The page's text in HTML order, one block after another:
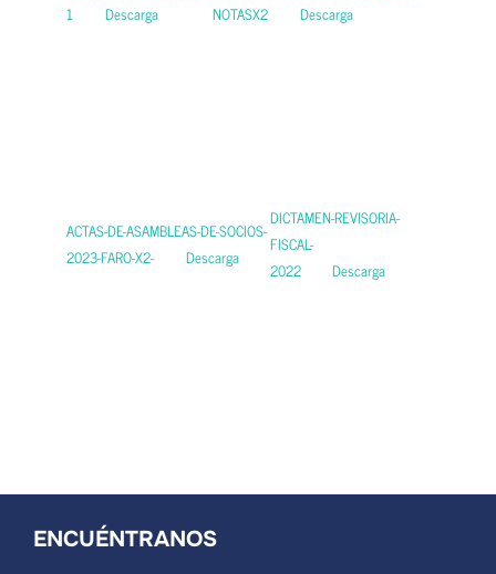
1
Descarga
NOTASX2
Descarga
ACTAS-DE-ASAMBLEAS-DE-SOCIOS-
2023-FARO-X2-
Descarga
DICTAMEN-REVISORIA-
FISCAL-
2022
Descarga
ENCUÉNTRANOS